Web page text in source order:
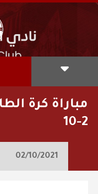
مباراة كرة
2-10
02/10/2021